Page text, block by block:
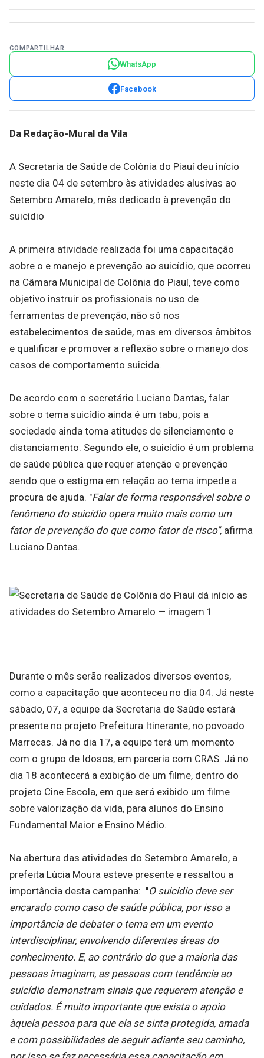
COMPARTILHAR
WhatsApp
Facebook
Da Redação-Mural da Vila
A Secretaria de Saúde de Colônia do Piauí deu início
neste dia 04 de setembro às atividades alusivas ao
Setembro Amarelo, mês dedicado à prevenção do
suicídio
A primeira atividade realizada foi uma capacitação
sobre o e manejo e prevenção ao suicídio, que ocorreu
na Câmara Municipal de Colônia do Piauí, teve como
objetivo instruir os profissionais no uso de
ferramentas de prevenção, não só nos
estabelecimentos de saúde, mas em diversos âmbitos
e qualificar e promover a reflexão sobre o manejo dos
casos de comportamento suicida.
De acordo com o secretário Luciano Dantas, falar
sobre o tema suicídio ainda é um tabu, pois a
sociedade ainda toma atitudes de silenciamento e
distanciamento. Segundo ele, o suicídio é um problema
de saúde pública que requer atenção e prevenção
sendo que o estigma em relação ao tema impede a
procura de ajuda. "Falar de forma responsável sobre o
fenômeno do suicídio opera muito mais como um
fator de prevenção do que como fator de risco", afirma
Luciano Dantas.
Durante o mês serão realizados diversos eventos,
como a capacitação que aconteceu no dia 04. Já neste
sábado, 07, a equipe da Secretaria de Saúde estará
presente no projeto Prefeitura Itinerante, no povoado
Marrecas. Já no dia 17, a equipe terá um momento
com o grupo de Idosos, em parceria com CRAS. Já no
dia 18 acontecerá a exibição de um filme, dentro do
projeto Cine Escola, em que será exibido um filme
sobre valorização da vida, para alunos do Ensino
Fundamental Maior e Ensino Médio.
Na abertura das atividades do Setembro Amarelo, a
prefeita Lúcia Moura esteve presente e ressaltou a
importância desta campanha: "O suicídio deve ser
encarado como caso de saúde pública, por isso a
importância de debater o tema em um evento
interdisciplinar, envolvendo diferentes áreas do
conhecimento. E, ao contrário do que a maioria das
pessoas imaginam, as pessoas com tendência ao
suicídio demonstram sinais que requerem atenção e
cuidados. É muito importante que exista o apoio
àquela pessoa para que ela se sinta protegida, amada
e com possibilidades de seguir adiante seu caminho,